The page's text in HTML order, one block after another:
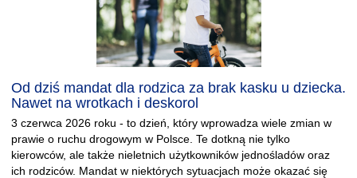
Od dziś mandat dla rodzica za brak kasku u dziecka.
Nawet na wrotkach i deskorol
3 czerwca 2026 roku - to dzień, który wprowadza wiele zmian w
prawie o ruchu drogowym w Polsce. Te dotkną nie tylko
kierowców, ale także nieletnich użytkowników jednośladów oraz
ich rodziców. Mandat w niektórych sytuacjach może okazać się